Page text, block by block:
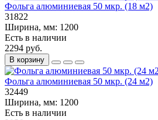
Фольга алюминиевая 50 мкр. (18 м2)
31822
Ширина, мм: 1200
Есть в наличии
2294 руб.
В корзину
Фольга алюминиевая 50 мкр. (24 м2)
32449
Ширина, мм: 1200
Есть в наличии